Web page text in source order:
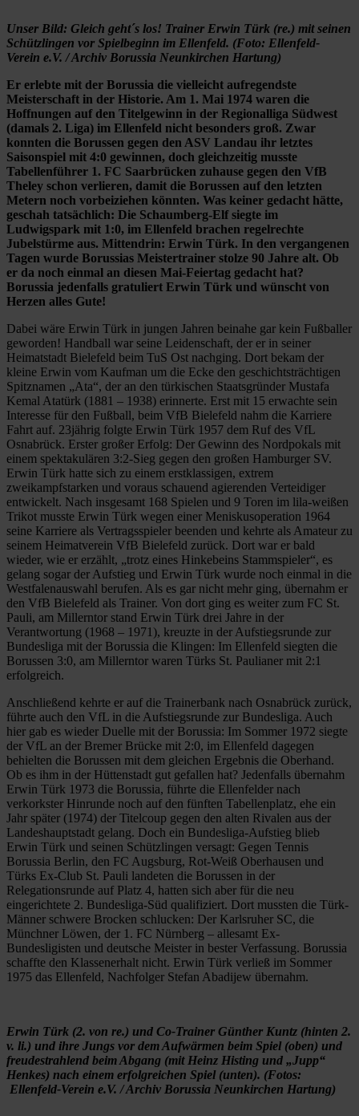
Unser Bild: Gleich geht´s los! Trainer Erwin Türk (re.) mit seinen
Schützlingen vor Spielbeginn im Ellenfeld. (Foto: Ellenfeld-
Verein e.V. / Archiv Borussia Neunkirchen Hartung)
Er erlebte mit der Borussia die vielleicht aufregendste
Meisterschaft in der Historie. Am 1. Mai 1974 waren die
Hoffnungen auf den Titelgewinn in der Regionalliga Südwest
(damals 2. Liga) im Ellenfeld nicht besonders groß. Zwar
konnten die Borussen gegen den ASV Landau ihr letztes
Saisonspiel mit 4:0 gewinnen, doch gleichzeitig musste
Tabellenführer 1. FC Saarbrücken zuhause gegen den VfB
Theley schon verlieren, damit die Borussen auf den letzten
Metern noch vorbeiziehen könnten. Was keiner gedacht hätte,
geschah tatsächlich: Die Schaumberg-Elf siegte im
Ludwigspark mit 1:0, im Ellenfeld brachen regelrechte
Jubelstürme aus. Mittendrin: Erwin Türk. In den vergangenen
Tagen wurde Borussias Meistertrainer stolze 90 Jahre alt. Ob
er da noch einmal an diesen Mai-Feiertag gedacht hat?
Borussia jedenfalls gratuliert Erwin Türk und wünscht von
Herzen alles Gute!
Dabei wäre Erwin Türk in jungen Jahren beinahe gar kein Fußballer
geworden! Handball war seine Leidenschaft, der er in seiner
Heimatstadt Bielefeld beim TuS Ost nachging. Dort bekam der
kleine Erwin vom Kaufman um die Ecke den geschichtsträchtigen
Spitznamen „Ata“, der an den türkischen Staatsgründer Mustafa
Kemal Atatürk (1881 – 1938) erinnerte. Erst mit 15 erwachte sein
Interesse für den Fußball, beim VfB Bielefeld nahm die Karriere
Fahrt auf. 23jährig folgte Erwin Türk 1957 dem Ruf des VfL
Osnabrück. Erster großer Erfolg: Der Gewinn des Nordpokals mit
einem spektakulären 3:2-Sieg gegen den großen Hamburger SV.
Erwin Türk hatte sich zu einem erstklassigen, extrem
zweikampfstarken und voraus schauend agierenden Verteidiger
entwickelt. Nach insgesamt 168 Spielen und 9 Toren im lila-weißen
Trikot musste Erwin Türk wegen einer Meniskusoperation 1964
seine Karriere als Vertragsspieler beenden und kehrte als Amateur zu
seinem Heimatverein VfB Bielefeld zurück. Dort war er bald
wieder, wie er erzählt, „trotz eines Hinkebeins Stammspieler“, es
gelang sogar der Aufstieg und Erwin Türk wurde noch einmal in die
Westfalenauswahl berufen. Als es gar nicht mehr ging, übernahm er
den VfB Bielefeld als Trainer. Von dort ging es weiter zum FC St.
Pauli, am Millerntor stand Erwin Türk drei Jahre in der
Verantwortung (1968 – 1971), kreuzte in der Aufstiegsrunde zur
Bundesliga mit der Borussia die Klingen: Im Ellenfeld siegten die
Borussen 3:0, am Millerntor waren Türks St. Paulianer mit 2:1
erfolgreich.
Anschließend kehrte er auf die Trainerbank nach Osnabrück zurück,
führte auch den VfL in die Aufstiegsrunde zur Bundesliga. Auch
hier gab es wieder Duelle mit der Borussia: Im Sommer 1972 siegte
der VfL an der Bremer Brücke mit 2:0, im Ellenfeld dagegen
behielten die Borussen mit dem gleichen Ergebnis die Oberhand.
Ob es ihm in der Hüttenstadt gut gefallen hat? Jedenfalls übernahm
Erwin Türk 1973 die Borussia, führte die Ellenfelder nach
verkorkster Hinrunde noch auf den fünften Tabellenplatz, ehe ein
Jahr später (1974) der Titelcoup gegen den alten Rivalen aus der
Landeshauptstadt gelang. Doch ein Bundesliga-Aufstieg blieb
Erwin Türk und seinen Schützlingen versagt: Gegen Tennis
Borussia Berlin, den FC Augsburg, Rot-Weiß Oberhausen und
Türks Ex-Club St. Pauli landeten die Borussen in der
Relegationsrunde auf Platz 4, hatten sich aber für die neu
eingerichtete 2. Bundesliga-Süd qualifiziert. Dort mussten die Türk-
Männer schwere Brocken schlucken: Der Karlsruher SC, die
Münchner Löwen, der 1. FC Nürnberg – allesamt Ex-
Bundesligisten und deutsche Meister in bester Verfassung. Borussia
schaffte den Klassenerhalt nicht. Erwin Türk verließ im Sommer
1975 das Ellenfeld, Nachfolger Stefan Abadijew übernahm.
Erwin Türk (2. von re.) und Co-Trainer Günther Kuntz (hinten 2.
v. li.) und ihre Jungs vor dem Aufwärmen beim Spiel (oben) und
freudestrahlend beim Abgang (mit Heinz Histing und „Jupp“
Henkes) nach einem erfolgreichen Spiel (unten). (Fotos:
Ellenfeld-Verein e.V. / Archiv Borussia Neunkirchen Hartung)